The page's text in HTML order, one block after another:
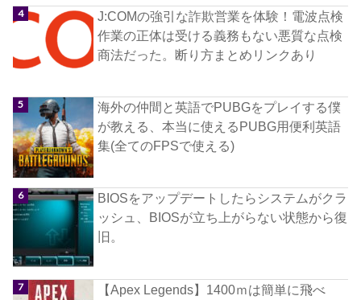
J:COMの強引な詐欺営業を体験！電波点検
作業の正体は受ける義務もない悪質な点検
商法だった。断り方まとめリンクあり
海外の仲間と英語でPUBGをプレイする僕
が教える、本当に使えるPUBG用便利英語
集(全てのFPSで使える)
BIOSをアップデートしたらシステムがクラ
ッシュ、BIOSが立ち上がらない状態から復
旧。
【Apex Legends】1400ｍは簡単に飛べ